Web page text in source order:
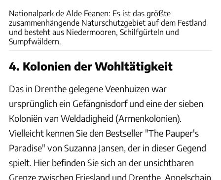
Nationalpark de Alde Feanen: Es ist das größte
zusammenhängende Naturschutzgebiet auf dem Festland
und besteht aus Niedermooren, Schilfgürteln und
Sumpfwäldern.
4. Kolonien der Wohltätigkeit
Das in Drenthe gelegene Veenhuizen war
ursprünglich ein Gefängnisdorf und eine der sieben
Koloniën van Weldadigheid (Armenkolonien).
Vielleicht kennen Sie den Bestseller "The Pauper's
Paradise" von Suzanna Jansen, der in dieser Gegend
spielt. Hier befinden Sie sich an der unsichtbaren
Grenze zwischen Friesland und Drenthe. Appelschain